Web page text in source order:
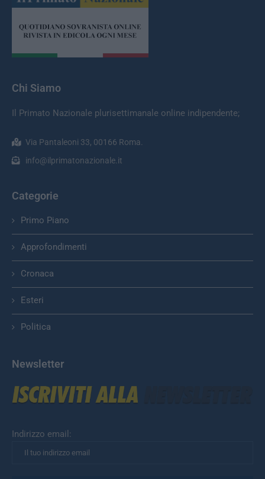
Chi Siamo
Il Primato Nazionale plurisettimanale online indipendente;
Via Pantaleoni 33, 00166 Roma.
info@ilprimatonazionale.it
Categorie
Primo Piano
Approfondimenti
Cronaca
Esteri
Politica
Newsletter
Indirizzo email: